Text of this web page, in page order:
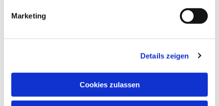
Marketing
Details zeigen
Cookies zulassen